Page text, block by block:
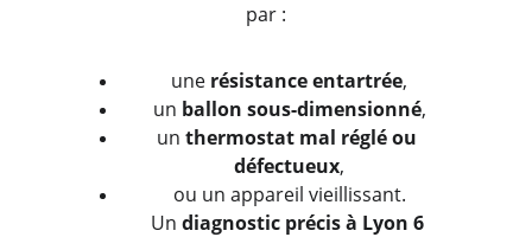
par :
une résistance entartrée,
un ballon sous-dimensionné,
un thermostat mal réglé ou
défectueux,
ou un appareil vieillissant.
Un diagnostic précis à Lyon 6